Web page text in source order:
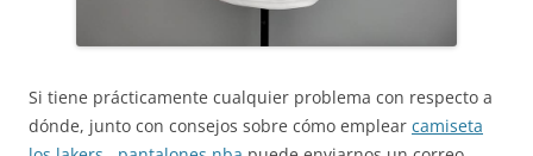
Si tiene prácticamente cualquier problema con respecto a
dónde, junto con consejos sobre cómo emplear camiseta